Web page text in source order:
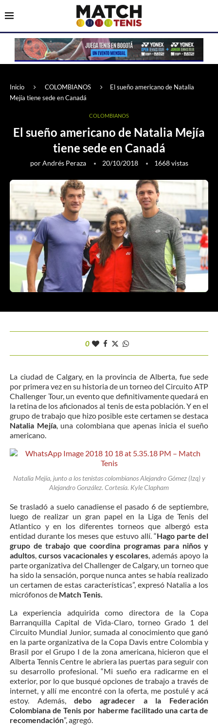
Inicio COLOMBIANOS
El sueño americano de Natalia
Mejía tiene sede en Canadá
COLOMBIANOS
El sueño americano de Natalia Mejía
tiene sede en Canadá
porAndrés Peraza 20/10/2018 1668vistas
0
La ciudad de Calgary, en la provincia de Alberta, fue sede
por primera vez en su historia de un torneo del Circuito ATP
Challenger Tour, un evento que definitivamente quedará en
la retina de los aficionados al tenis de esta población. Y en el
grupo de trabajo que hizo posible este certamen se destaca
Natalia Mejía, una colombiana que apenas inicia el sueño
americano.
Natalia Mejía, junto a los tenistas colombianos Alejandro Gómez (Izq) y
Alejandro González. Cortesía. Kyle Clapham
Se trasladó a suelo canadiense el pasado 6 de septiembre,
luego de realizar un gran papel en la Liga de Tenis del
Atlantico y en los diferentes torneos que albergó esta
entidad durante los meses que estuvo allí. “Hago parte del
grupo de trabajo que coordina programas para niños y
adultos, cursos vacacionales y escolares, además apoyo la
parte organizativa del Challenger de Calgary, un torneo que
ha sido la sensación, porque nunca antes se había realizado
un certamen de estas características”, expresó Natalia a los
micrófonos de Match Tenis.
La experiencia adquirida como directora de la Copa
Barranquilla Capital de Vida-Claro, torneo Grado 1 del
Circuito Mundial Junior, sumada al conocimiento que ganó
en la parte organizativa de la Copa Davis entre Colombia y
Brasil por el Grupo I de la zona americana, hicieron que el
Alberta Tennis Centre le abriera las puertas para seguir con
su desarrollo profesional. “Mi sueño era radicarme en el
exterior, por lo que busqué opciones de trabajo a través de
internet, y allí me encontré con la oferta, me postulé y acá
estoy. Además,debo agradecer a la Federación
Colombiana de Tenis por haberme facilitado una carta de
recomendación”, agregó.